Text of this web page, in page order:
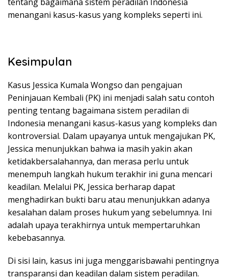
menangani kasus-kasus yang kompleks seperti ini.
Kesimpulan
Kasus Jessica Kumala Wongso dan pengajuan
Peninjauan Kembali (PK) ini menjadi salah satu contoh
penting tentang bagaimana sistem peradilan di
Indonesia menangani kasus-kasus yang kompleks dan
kontroversial. Dalam upayanya untuk mengajukan PK,
Jessica menunjukkan bahwa ia masih yakin akan
ketidakbersalahannya, dan merasa perlu untuk
menempuh langkah hukum terakhir ini guna mencari
keadilan. Melalui PK, Jessica berharap dapat
menghadirkan bukti baru atau menunjukkan adanya
kesalahan dalam proses hukum yang sebelumnya. Ini
adalah upaya terakhirnya untuk mempertaruhkan
kebebasannya.
Di sisi lain, kasus ini juga menggarisbawahi pentingnya
transparansi dan keadilan dalam sistem peradilan.